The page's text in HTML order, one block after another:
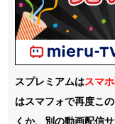
スプレミアムはスマホ
はスマフォで再度こ
くか、別の動画配信